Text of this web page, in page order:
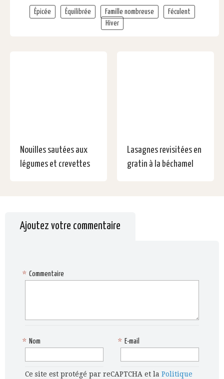
Épicée Équilibrée Famille nombreuse
Féculent
Hiver
Nouilles sautées aux
légumes et crevettes
Lasagnes revisitées en
gratin à la béchamel
Ajoutez votre commentaire
Commentaire
*
Nom
* E-mail
*
Ce site est protégé par reCAPTCHA et la Politique